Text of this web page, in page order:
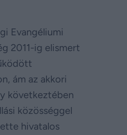
Evangéliumi
2011-ig elismert
ám az akkori
következtében
közösséggel
hivatalos